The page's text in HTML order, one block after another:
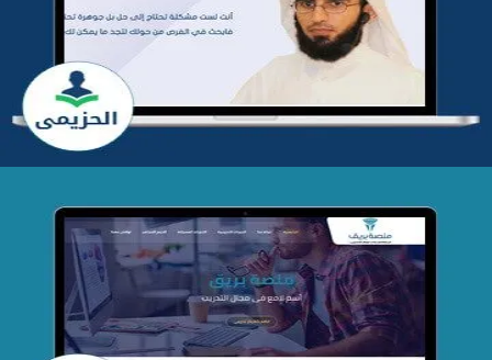
التفاصيل
تصميم منصة بريق
التفاصيل